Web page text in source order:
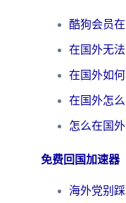
免费回国加速器